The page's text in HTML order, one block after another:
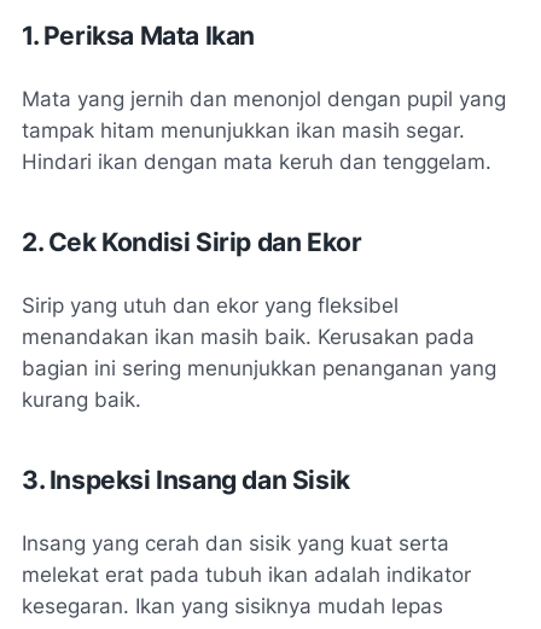
1. Periksa Mata Ikan
Mata yang jernih dan menonjol dengan pupil yang
tampak hitam menunjukkan ikan masih segar.
Hindari ikan dengan mata keruh dan tenggelam.
2. Cek Kondisi Sirip dan Ekor
Sirip yang utuh dan ekor yang fleksibel
menandakan ikan masih baik. Kerusakan pada
bagian ini sering menunjukkan penanganan yang
kurang baik.
3. Inspeksi Insang dan Sisik
Insang yang cerah dan sisik yang kuat serta
melekat erat pada tubuh ikan adalah indikator
kesegaran. Ikan yang sisiknya mudah lepas